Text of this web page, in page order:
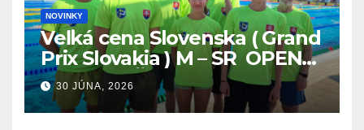
NOVINKY
Veľká cena Slovenska ( Grand
Prix Slovakia ) M – SR OPEN
v plávaní. Šamorín 26.6. –
28.6.2026
30 JÚNA, 2026